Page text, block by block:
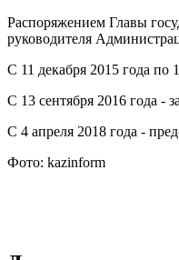
Распоряжением Главы
руководителя
С 11 декабря 2015 года по
С 13 сентября 2016 года -
С 4 апреля 2018 года -
Фото: kazinform